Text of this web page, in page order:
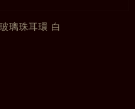
璃珠耳環 白